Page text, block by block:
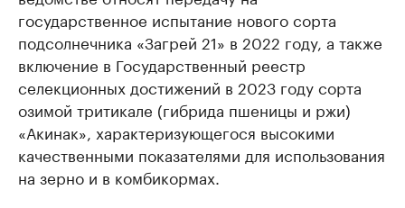
государственное испытание нового сорта
подсолнечника «Загрей 21» в 2022 году, а также
включение в Государственный реестр
селекционных достижений в 2023 году сорта
озимой тритикале (гибрида пшеницы и ржи)
«Акинак», характеризующегося высокими
качественными показателями для использования
на зерно и в комбикормах.